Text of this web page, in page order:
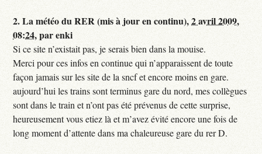
2.La météo du RER (mis à jour en continu),2 avril 2009,
08:24,parenki
Si ce site n’existait pas, je serais bien dans la mouise.
Merci pour ces infos en continue qui n’apparaissent de toute
façon jamais sur les site de la sncf et encore moins en gare.
aujourd’hui les trains sont terminus gare du nord, mes collègues
sont dans le train et n’ont pas été prévenus de cette surprise,
heureusement vous etiez là et m’avez évité encore une fois de
long moment d’attente dans ma chaleureuse gare du rer D.